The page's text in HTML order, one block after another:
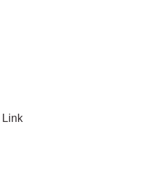
Link